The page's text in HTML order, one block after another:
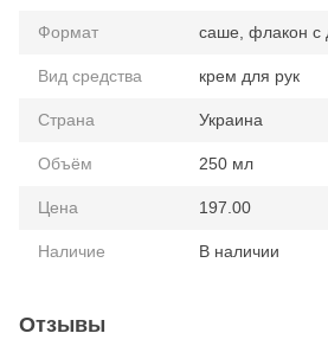
Формат саше, флакон с
Вид средства крем для рук
Страна Украина
Объём 250 мл
Цена 197.00
Наличие В наличии
Отзывы